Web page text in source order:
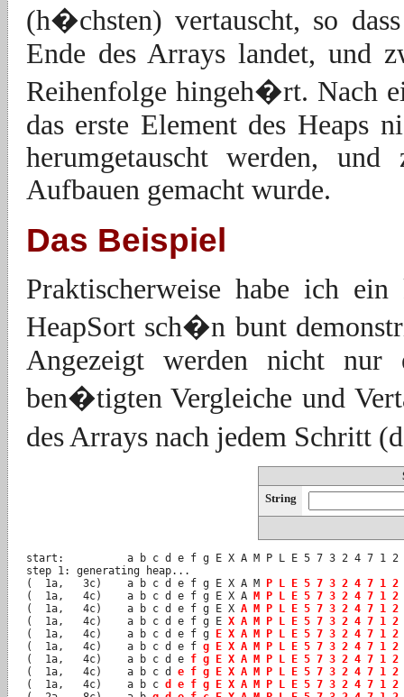
(h�chsten) vertauscht, so
Ende des Arrays landet, und
Reihenfolge hingeh�rt. Nach
das erste Element des Heaps
herumgetauscht werden,
Aufbauen gemacht wurde.
Das Beispiel
Praktischerweise habe ich
HeapSort sch�n bunt
Angezeigt werden nicht
ben�tigten Vergleiche und
des Arrays nach jedem Schritt
String
start:		a b c d e f g E X A M P L E 5 7 3 2 4 7 1 2 3 8
step 1: generating heap...
(  1a,   3c)	a b c d e f g E X A M P L E 5 7 3 2 4 7 1 2
(  1a,   4c)	a b c d e f g E X A M P L E 5 7 3 2 4 7 1 2
(  1a,   4c)	a b c d e f g E X A M P L E 5 7 3 2 4 7 1 2
(  1a,   4c)	a b c d e f g E X A M P L E 5 7 3 2 4 7 1 2
(  1a,   4c)	a b c d e f g E X A M P L E 5 7 3 2 4 7 1 2
(  1a,   4c)	a b c d e f g E X A M P L E 5 7 3 2 4 7 1 2
(  1a,   4c)	a b c d e f g E X A M P L E 5 7 3 2 4 7 1 2
(  1a,   4c)	a b c d e f g E X A M P L E 5 7 3 2 4 7 1 2
(  1a,   4c)	a b c d e f g E X A M P L E 5 7 3 2 4 7 1 2